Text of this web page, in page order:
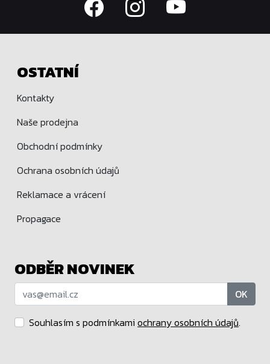
OSTATNÍ
Kontakty
Naše prodejna
Obchodní podmínky
Ochrana osobních údajů
Reklamace a vrácení
Propagace
ODBĚR NOVINEK
OK
Souhlasím s podmínkami ochrany osobních údajů.